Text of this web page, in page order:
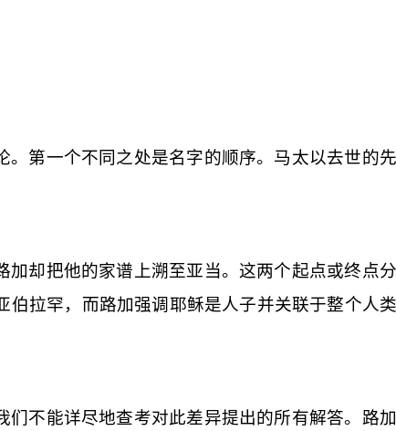
第一个不同之处是名字的顺序。马太以去世的
却把他的家谱上溯至亚当。这两个起点或终点
拉罕，而路加强调耶稣是人子并关联于整个人
不能详尽地查考对此差异提出的所有解答。路